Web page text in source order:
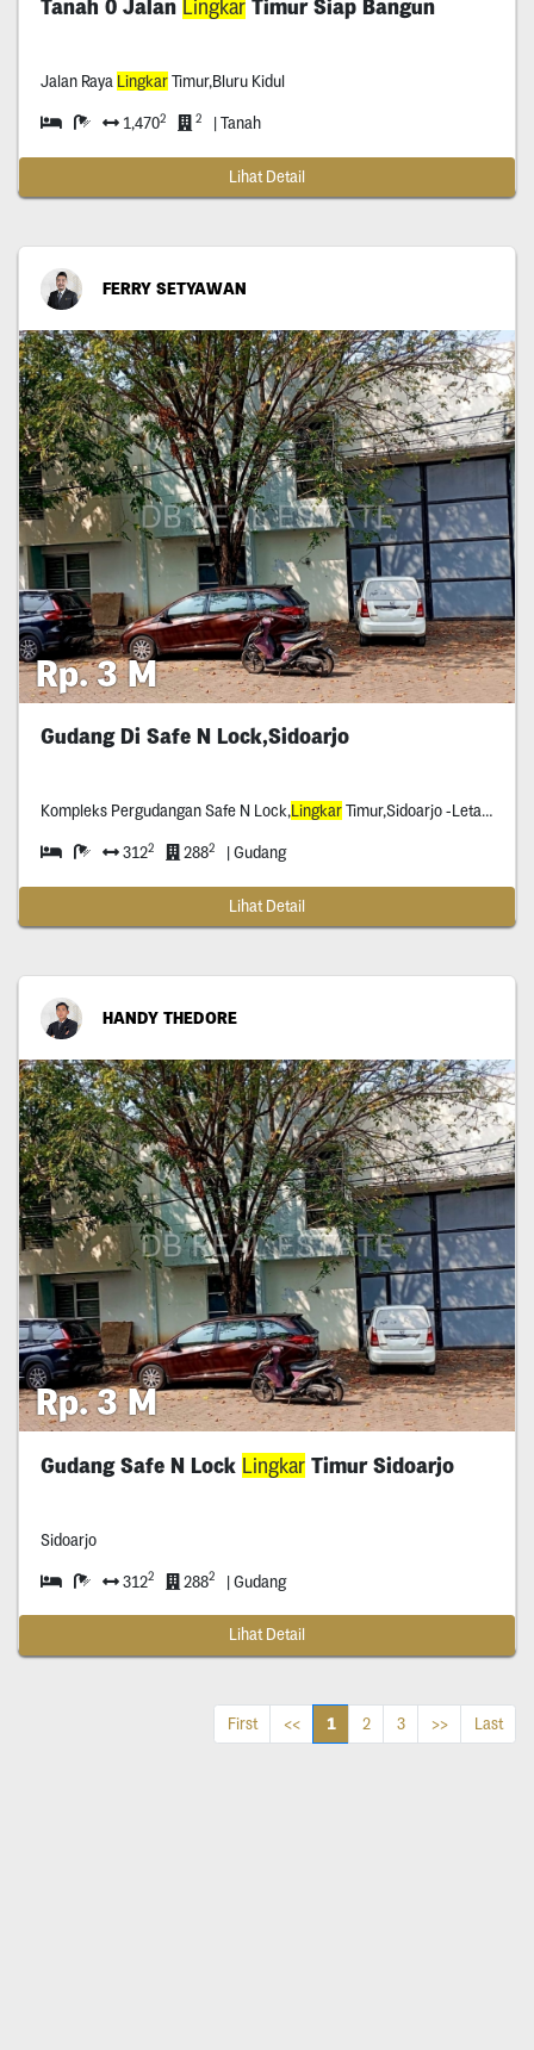
Tanah 0 Jalan LingkarTimur Siap Bangun
Jalan Raya LingkarTimur,Bluru Kidul
1,4702 2 | Tanah
Lihat Detail
FERRY SETYAWAN
Rp. 3 M
Gudang Di Safe N Lock,Sidoarjo
Kompleks Pergudangan Safe N Lock,LingkarTimur,Sidoarjo -Letak Gudang Di Bagian Depan Kompleks (Bukan Yang Masuk-Masuk Ke Dalam) Kontruksi Gudang Pakai Besi Wf
3122 2882 | Gudang
Lihat Detail
HANDY THEDORE
Rp. 3 M
Gudang Safe N Lock LingkarTimur Sidoarjo
Sidoarjo
3122 2882 | Gudang
Lihat Detail
First << 1 2 3 >> Last